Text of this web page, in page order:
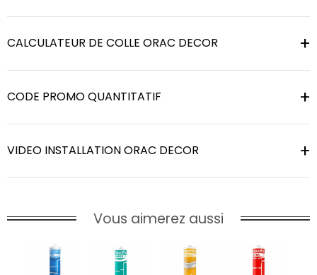
CALCULATEUR DE COLLE ORAC DECOR
CODE PROMO QUANTITATIF
VIDEO INSTALLATION ORAC DECOR
Vous aimerez aussi